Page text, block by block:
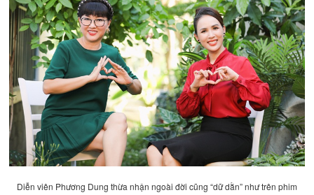
Diễn viên Phương Dung thừa nhận ngoài đời cũng “dữ dằn” như trên phim